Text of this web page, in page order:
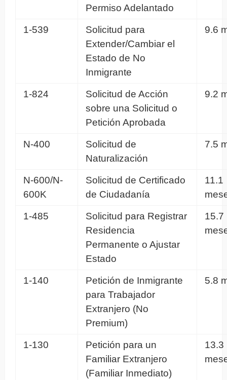
Permiso Adelantado
1-539
Solicitud para
Extender/Cambiar el
Estado de No
Inmigrante
9.6
1-824
Solicitud de Acción
sobre una Solicitud o
Petición Aprobada
9.2
N-400
Solicitud de
Naturalización
7.5
N-600/N-
600K
Solicitud de Certificado
de Ciudadanía
11.1
1-485
Solicitud para Registrar
Residencia
Permanente o Ajustar
Estado
15.7
1-140
Petición de Inmigrante
para Trabajador
Extranjero (No
Premium)
5.8
1-130
Petición para un
Familiar Extranjero
(Familiar Inmediato)
13.3